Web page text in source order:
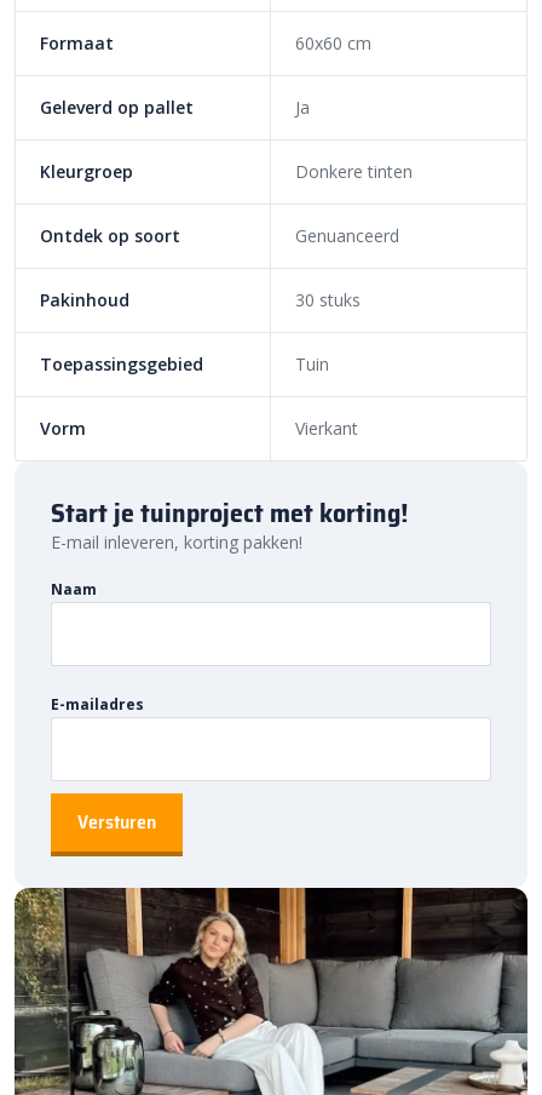
Formaat 60x60 cm
Geleverd op pallet Ja
Kleurgroep Donkere tinten
Ontdek op soort Genuanceerd
Pakinhoud 30 stuks
Toepassingsgebied Tuin
Vorm Vierkant
Start je tuinproject met korting!
E-mail inleveren, korting pakken!
Naam
E-mailadres